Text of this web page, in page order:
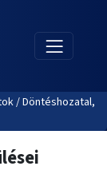
/ Döntéshozatal,